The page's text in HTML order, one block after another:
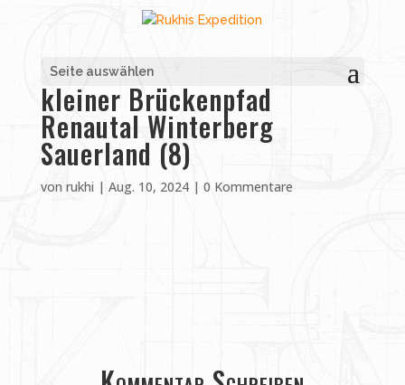
Seite auswählen
kleiner Brückenpfad
Renautal Winterberg
Sauerland (8)
von rukhi | Aug. 10, 2024| 0 Kommentare